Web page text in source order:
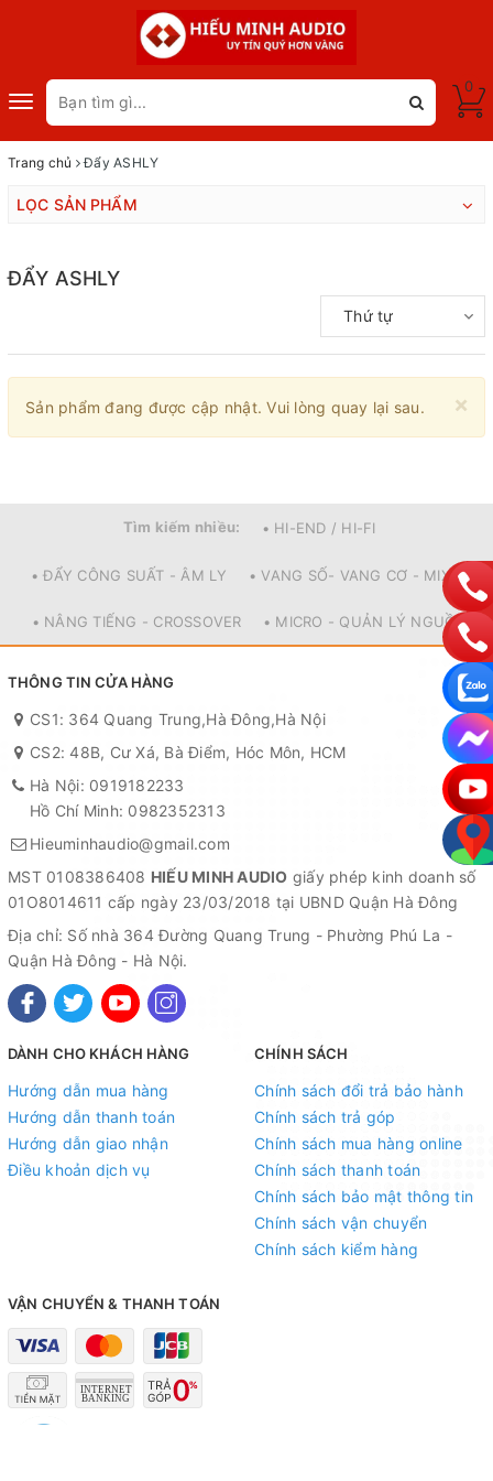
Toggle
navigation
0
Trang chủ Đẩy ASHLY
LỌC SẢN PHẨM
ĐẨY ASHLY
Thứ tự
×
Sản phẩm đang được cập nhật. Vui lòng quay lại sau.
Tìm kiếm nhiều: • HI-END / HI-FI
• ĐẨY CÔNG SUẤT - ÂM LY • VANG SỐ- VANG CƠ - MIXER
• NÂNG TIẾNG - CROSSOVER • MICRO - QUẢN LÝ NGUỒN
THÔNG TIN CỬA HÀNG
CS1: 364 Quang Trung,Hà Đông,Hà Nội
CS2: 48B, Cư Xá, Bà Điểm, Hóc Môn, HCM
Hà Nội: 0919182233
Hồ Chí Minh: 0982352313
Hieuminhaudio@gmail.com
MST 0108386408 HIẾU MINH AUDIO giấy phép kinh doanh số
01O8014611 cấp ngày 23/03/2018 tại UBND Quận Hà Đông
Địa chỉ: Số nhà 364 Đường Quang Trung - Phường Phú La -
Quận Hà Đông - Hà Nội.
DÀNH CHO KHÁCH HÀNG
Hướng dẫn mua hàng
Hướng dẫn thanh toán
Hướng dẫn giao nhận
Điều khoản dịch vụ
CHÍNH SÁCH
Chính sách đổi trả bảo hành
Chính sách trả góp
Chính sách mua hàng online
Chính sách thanh toán
Chính sách bảo mật thông tin
Chính sách vận chuyển
Chính sách kiểm hàng
VẬN CHUYỂN & THANH TOÁN